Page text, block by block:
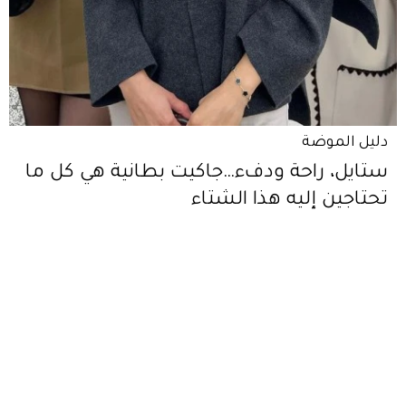
دليل الموضة
ستايل، راحة ودفء…جاكيت بطانية هي كل ما
تحتاجين إليه هذا الشتاء